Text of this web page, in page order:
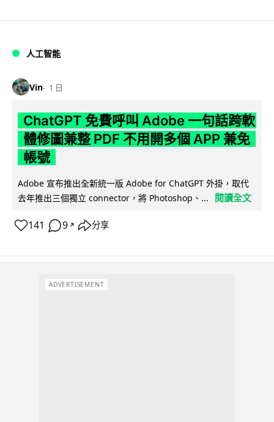
人工智能
Vin 1 日
ChatGPT 免費呼叫 Adobe 一句話跨軟
體修圖兼整 PDF 不用開多個 APP 兼免
帳號
Adobe 宣布推出全新統一版 Adobe for ChatGPT 外掛，取代
去年推出三個獨立 connector，將 Photoshop、...
閱讀全文
141 9 ↗ 分享
ADVERTISEMENT